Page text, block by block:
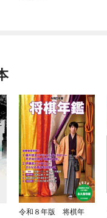
令和８年版 将棋年